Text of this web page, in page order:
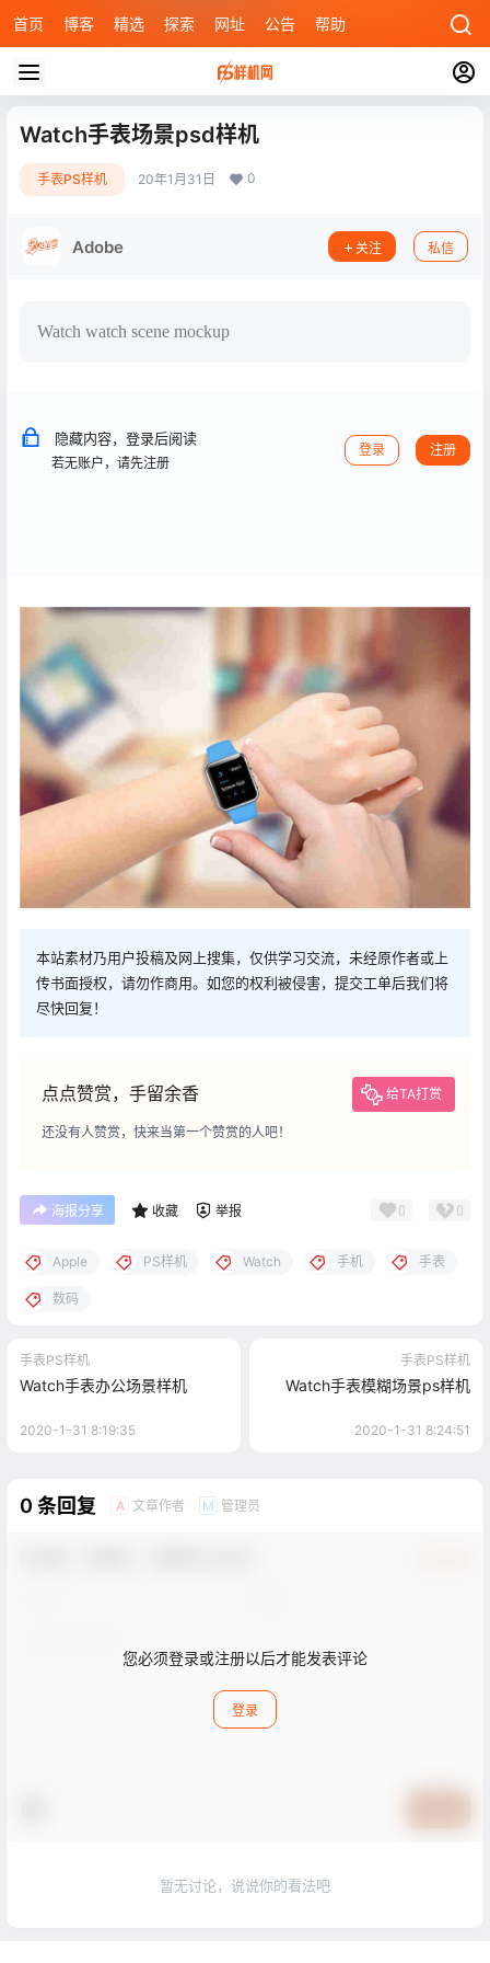
首页 博客 精选 探索 网址 公告 帮助
Watch手表场景psd样机
手表PS样机 20年1月31日 0
Adobe 关注 私信
Watch watch scene mockup
隐藏内容，登录后阅读
若无账户，请先注册
登录 注册
本站素材乃用户投稿及网上搜集，仅供学习交流，未经原作者或上
传书面授权，请勿作商用。如您的权利被侵害，提交工单后我们将
尽快回复！
点点赞赏，手留余香 给TA打赏
还没有人赞赏，快来当第一个赞赏的人吧！
海报分享 收藏 举报 0 0
Apple PS样机 Watch 手机 手表
数码
手表PS样机
Watch手表办公场景样机
2020-1-31 8:19:35
手表PS样机
Watch手表模糊场景ps样机
2020-1-31 8:24:51
0 条回复 A 文章作者 M 管理员
您必须登录或注册以后才能发表评论
登录
暂无讨论，说说你的看法吧